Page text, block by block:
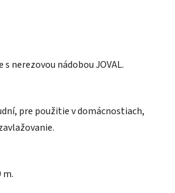
nerezovou nádobou JOVAL.
pre použitie v domácnostiach,
m.